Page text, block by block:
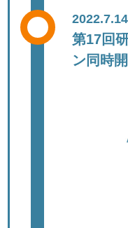
2022.7.14
第17回
ン同時開